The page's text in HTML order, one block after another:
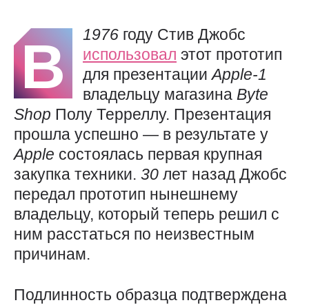
В 1976 году Стив Джобс
использовал этот прототип
для презентацииApple-1
владельцу магазина Byte
Shop Полу Терреллу. Презентация
прошла успешно — в результате у
Apple состоялась первая крупная
закупка техники. 30 лет назад Джобс
передал прототип нынешнему
владельцу, который теперь решил с
ним расстаться по неизвестным
причинам.
Подлинность образца подтверждена